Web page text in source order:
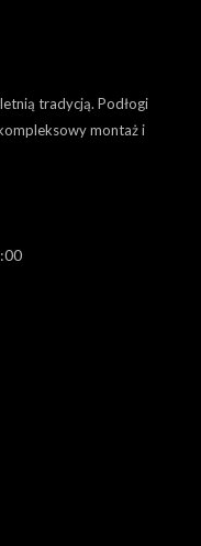
tradycją. Podłogi
montaż i